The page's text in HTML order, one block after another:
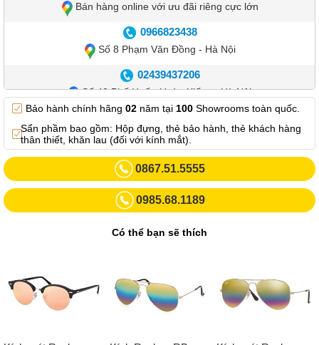
Bán hàng online với ưu đãi riêng cực lớn
0966823438
Số 8 Phạm Văn Đồng - Hà Nội
02439437206
Số 42 Phố Huế - Hoàn Kiếm – Hà Nội
0982.769.887
Showroom 3: Số 87 Trương Định - Hai Bà Trưng - Hà Nội.
0969102552
Số 55 Trần Đăng Ninh – Cầu Giấy – Hà Nội
0963264832
02432232319
Số 413 Quang Trung - Hà Đông - Hà Nội
Bảo hành chính hãng 02 năm tại 100 Showrooms toàn quốc.
Sẩn phầm bao gồm: Hộp đựng, thẻ bảo hành, thẻ khách hàng
thân thiết, khăn lau (đối với kính mắt).
0867.51.5555
0985.68.1189
Có thể bạn sẽ thích